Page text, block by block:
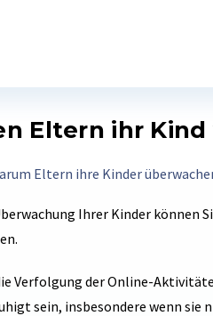
Eltern ihr
Eltern ihre Kinder
Ihrer Kinder können
Verfolgung der Online-
sein, insbesondere wenn sie